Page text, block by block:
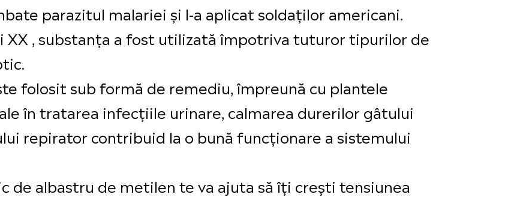
parazitul malariei și l-a aplicat soldaților americani.
XX , substanța a fost utilizată împotriva tuturor tipurilor de
folosit sub formă de remediu, împreună cu plantele
în tratarea infecțiile urinare, calmarea durerilor gâtului
repirator contribuid la o bună funcționare a sistemului
de albastru de metilen te va ajuta să îți crești tensiunea